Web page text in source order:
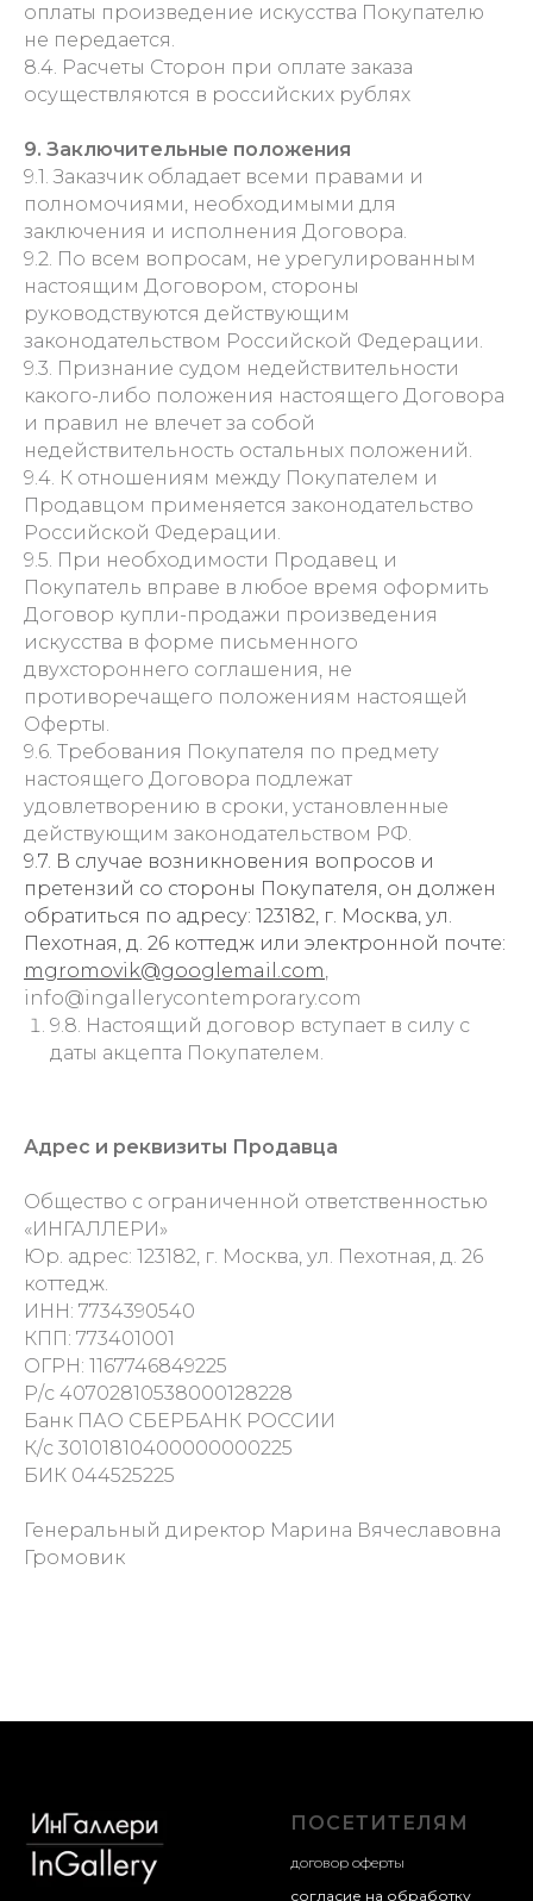
оплаты произведение искусства Покупателю
не передается.
8.4. Расчеты Сторон при оплате заказа
осуществляются в российских рублях
9. Заключительные положения
9.1. Заказчик обладает всеми правами и
полномочиями, необходимыми для
заключения и исполнения Договора.
9.2. По всем вопросам, не урегулированным
настоящим Договором, стороны
руководствуются действующим
законодательством Российской Федерации.
9.3. Признание судом недействительности
какого-либо положения настоящего Договора
и правил не влечет за собой
недействительность остальных положений.
9.4. К отношениям между Покупателем и
Продавцом применяется законодательство
Российской Федерации.
9.5. При необходимости Продавец и
Покупатель вправе в любое время оформить
Договор купли-продажи произведения
искусства в форме письменного
двухстороннего соглашения, не
противоречащего положениям настоящей
Оферты.
9.6. Требования Покупателя по предмету
настоящего Договора подлежат
удовлетворению в сроки, установленные
действующим законодательством РФ.
9.7. В случае возникновения вопросов и
претензий со стороны Покупателя, он должен
обратиться по адресу: 123182, г. Москва, ул.
Пехотная, д. 26 коттедж или электронной почте:
mgromovik@googlemail.com,
info@ingallerycontemporary.com
9.8. Настоящий договор вступает в силу с
даты акцепта Покупателем.
Адрес и реквизиты Продавца
Общество с ограниченной ответственностью
«ИНГАЛЛЕРИ»
Юр. адрес: 123182, г. Москва, ул. Пехотная, д. 26
коттедж.
ИНН: 7734390540
КПП: 773401001
ОГРН: 1167746849225
Р/с 40702810538000128228
Банк ПАО СБЕРБАНК РОССИИ
К/с 30101810400000000225
БИК 044525225
Генеральный директор Марина Вячеславовна
Громовик
ПОСЕТИТЕЛЯМ
договор оферты
согласие на обработку